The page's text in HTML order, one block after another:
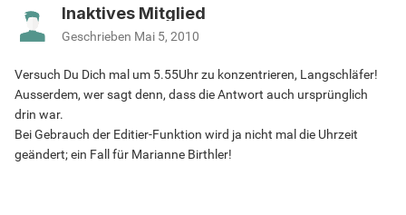
Inaktives Mitglied
Geschrieben Mai 5, 2010
Versuch Du Dich mal um 5.55Uhr zu konzentrieren, Langschläfer!
Ausserdem, wer sagt denn, dass die Antwort auch ursprünglich
drin war.
Bei Gebrauch der Editier-Funktion wird ja nicht mal die Uhrzeit
geändert; ein Fall für Marianne Birthler!